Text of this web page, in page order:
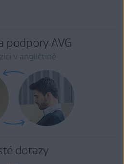
podpory AVG
v angličtině
dotazy